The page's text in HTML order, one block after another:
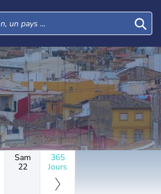
Sam
22
365
Jours